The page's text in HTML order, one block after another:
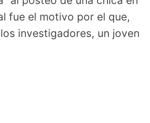
fue el motivo por el que,
investigadores, un joven